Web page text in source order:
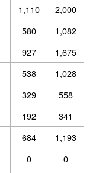
1,110
2,000
580
1,082
927
1,675
538
1,028
329
558
192
341
684
1,193
0
0